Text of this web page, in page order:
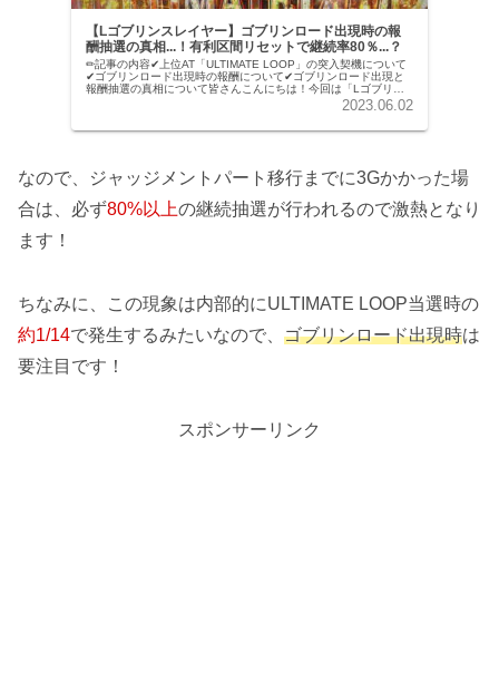
【Lゴブリンスレイヤー】ゴブリンロード出現時の報
酬抽選の真相...！有利区間リセットで継続率80％...？
✏︎記事の内容✔︎上位AT「ULTIMATE LOOP」の突入契機について
✔︎ゴブリンロード出現時の報酬について✔︎ゴブリンロード出現と
報酬抽選の真相について皆さんこんにちは！今回は「Lゴブリン
2023.06.02
なので、ジャッジメントパート移行までに3Gかかった場
合は、必ず80%以上の継続抽選が行われるので激熱となり
ます！
ちなみに、この現象は内部的にULTIMATE LOOP当選時の
約1/14で発生するみたいなので、 ゴブリンロード出現時は
要注目です！
スポンサーリンク